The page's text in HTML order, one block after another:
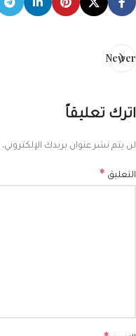
Newer
اترك تعليقاً
لن يتم نشر عنوان بريدك الإلكتروني.
التعليق *